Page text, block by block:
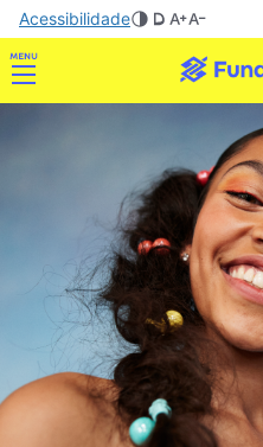
Acessibilidade